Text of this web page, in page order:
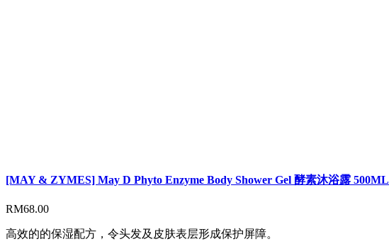
[MAY & ZYMES] May D Phyto Enzyme Body Shower Gel 酵素沐浴露 500ML
RM68.00
高效的的保湿配方，令头发及皮肤表层形成保护屏障。